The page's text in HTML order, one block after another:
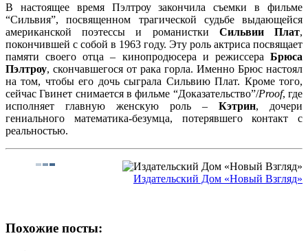
В настоящее время Пэлтроу закончила съемки в фильме
“Сильвия”, посвященном трагической судьбе выдающейся
американской поэтессы и романистки Сильвии Плат,
покончившей с собой в 1963 году. Эту роль актриса посвящает
памяти своего отца – кинопродюсера и режиссера Брюса
Пэлтроу, скончавшегося от рака горла. Именно Брюс настоял
на том, чтобы его дочь сыграла Сильвию Плат. Кроме того,
сейчас Гвинет снимается в фильме “Доказательство”/Proof, где
исполняет главную женскую роль – Кэтрин, дочери
гениального математика-безумца, потерявшего контакт с
реальностью.
Издательский Дом «Новый Взгляд»
Похожие посты: